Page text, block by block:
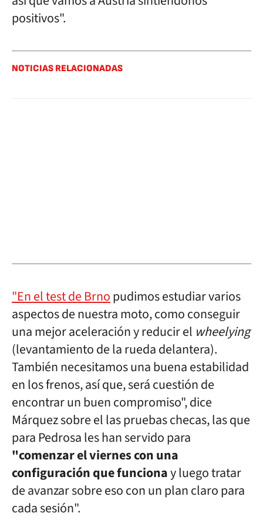
positivos".
NOTICIAS RELACIONADAS
"En el test de Brnopudimos estudiar varios
aspectos de nuestra moto, como conseguir
una mejor aceleración y reducir el wheelying
(levantamiento de la rueda delantera).
También necesitamos una buena estabilidad
en los frenos, así que, será cuestión de
encontrar un buen compromiso", dice
Márquez sobre el las pruebas checas, las que
para Pedrosa les han servido para
"comenzar el viernes con una
configuración que funcionay luego tratar
de avanzar sobre eso con un plan claro para
cada sesión".